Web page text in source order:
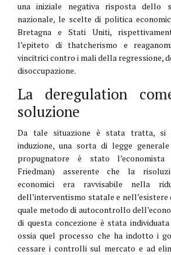
una iniziale negativa risposta dello
nazionale, le scelte di politica
Bretagna e Stati Uniti,
l’epiteto di thatcherismo e
vincitrici contro i mali della regressione,
disoccupazione.
La deregulation
soluzione
Da tale situazione è stata tratta, si
induzione, una sorta di legge
propugnatore è stato l’economista
Friedman) asserente che la
economici era ravvisabile nella
dell’interventismo statale e
quale metodo di autocontrollo
di questa concezione è stata
ossia quel processo che ha indotto i
cessare i controlli sul mercato e ad